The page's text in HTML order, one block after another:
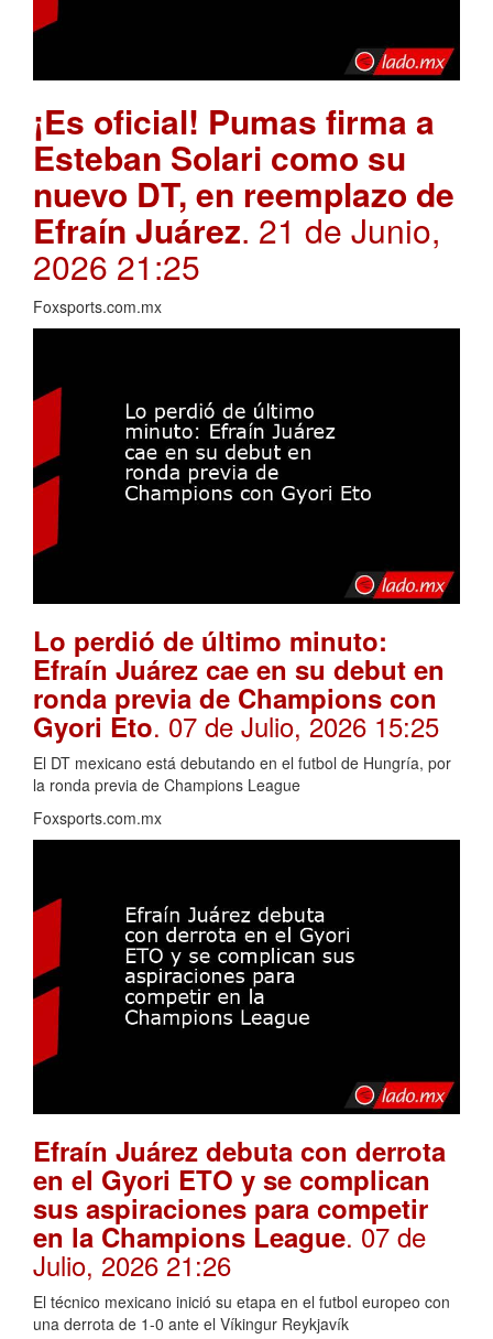
¡Es oficial! Pumas firma a
Esteban Solari como su
nuevo DT, en reemplazo de
Efraín Juárez. 21 de Junio,
2026 21:25
Foxsports.com.mx
Lo perdió de último minuto:
Efraín Juárez cae en su debut en
ronda previa de Champions con
Gyori Eto. 07 de Julio, 2026 15:25
El DT mexicano está debutando en el futbol de Hungría, por
la ronda previa de Champions League
Foxsports.com.mx
Efraín Juárez debuta con derrota
en el Gyori ETO y se complican
sus aspiraciones para competir
en la Champions League. 07 de
Julio, 2026 21:26
El técnico mexicano inició su etapa en el futbol europeo con
una derrota de 1-0 ante el Víkingur Reykjavík